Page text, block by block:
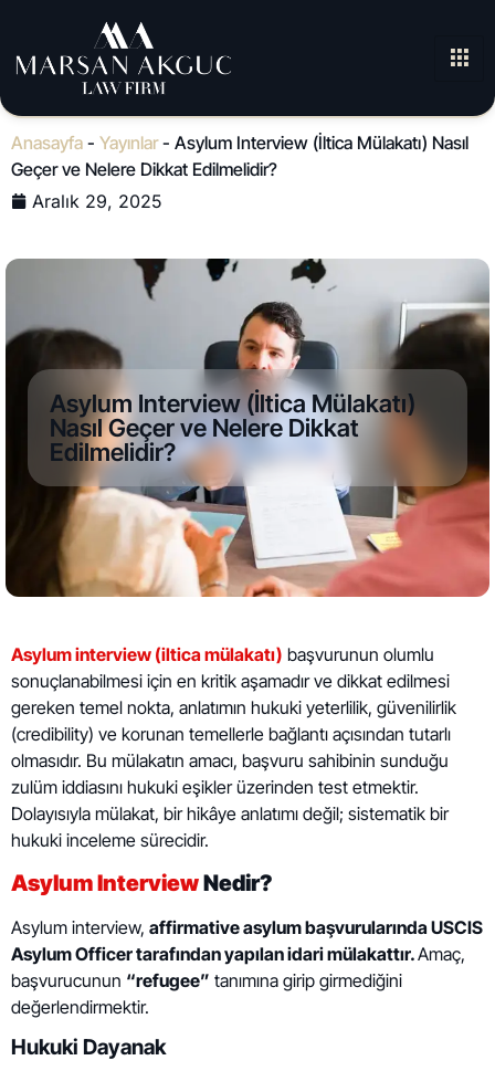
Anasayfa - Yayınlar- Asylum Interview (İltica Mülakatı) Nasıl
Geçer ve Nelere Dikkat Edilmelidir?
Aralık 29, 2025
Asylum Interview (İltica Mülakatı)
Nasıl Geçer ve Nelere Dikkat
Edilmelidir?
Asylum interview (iltica mülakatı) başvurunun olumlu
sonuçlanabilmesi için en kritik aşamadır ve dikkat edilmesi
gereken temel nokta, anlatımın hukuki yeterlilik, güvenilirlik
(credibility) ve korunan temellerle bağlantı açısından tutarlı
olmasıdır. Bu mülakatın amacı, başvuru sahibinin sunduğu
zulüm iddiasını hukuki eşikler üzerinden test etmektir.
Dolayısıyla mülakat, bir hikâye anlatımı değil; sistematik bir
hukuki inceleme sürecidir.
Asylum InterviewNedir?
Asylum interview, affirmative asylum başvurularında USCIS
Asylum Officer tarafından yapılan idari mülakattır.Amaç,
başvurucunun “refugee” tanımına girip girmediğini
değerlendirmektir.
Hukuki Dayanak